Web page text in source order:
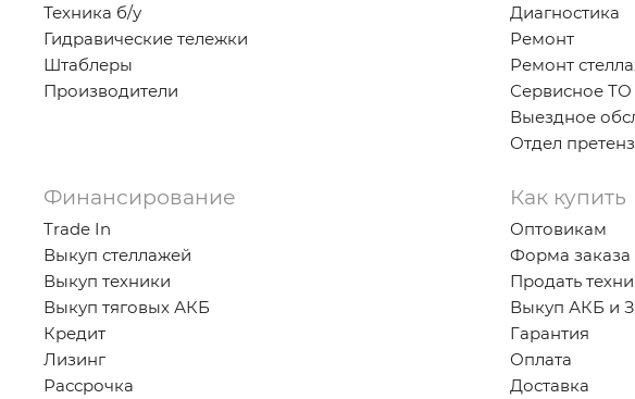
Техника б/у
Гидравические тележки
Штаблеры
Производители
Диагностика
Ремонт
Ремонт
Сервисное ТО
Выездное
Отдел
Финансирование
Trade In
Выкуп стеллажей
Выкуп техники
Выкуп тяговых АКБ
Кредит
Лизинг
Рассрочка
Как купить
Оптовикам
Форма заказа
Продать
Выкуп АКБ и
Гарантия
Оплата
Доставка